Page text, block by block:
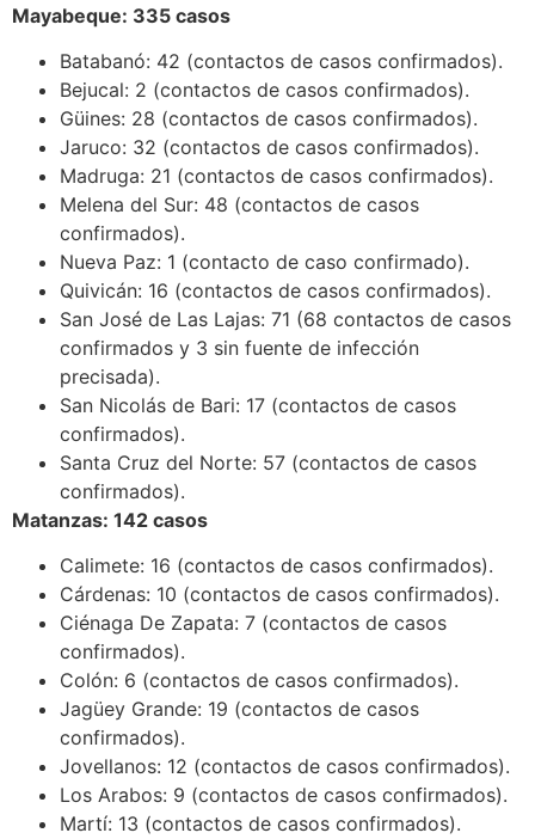
Mayabeque: 335 casos
Batabanó: 42 (contactos de casos confirmados).
Bejucal: 2 (contactos de casos confirmados).
Güines: 28 (contactos de casos confirmados).
Jaruco: 32 (contactos de casos confirmados).
Madruga: 21 (contactos de casos confirmados).
Melena del Sur: 48 (contactos de casos
confirmados).
Nueva Paz: 1 (contacto de caso confirmado).
Quivicán: 16 (contactos de casos confirmados).
San José de Las Lajas: 71 (68 contactos de casos
confirmados y 3 sin fuente de infección
precisada).
San Nicolás de Bari: 17 (contactos de casos
confirmados).
Santa Cruz del Norte: 57 (contactos de casos
confirmados).
Matanzas: 142 casos
Calimete: 16 (contactos de casos confirmados).
Cárdenas: 10 (contactos de casos confirmados).
Ciénaga De Zapata: 7 (contactos de casos
confirmados).
Colón: 6 (contactos de casos confirmados).
Jagüey Grande: 19 (contactos de casos
confirmados).
Jovellanos: 12 (contactos de casos confirmados).
Los Arabos: 9 (contactos de casos confirmados).
Martí: 13 (contactos de casos confirmados).